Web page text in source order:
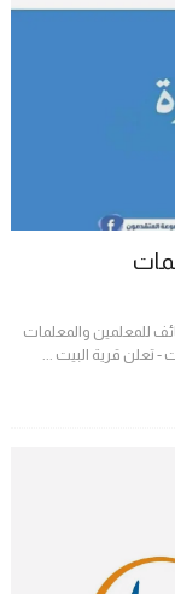
للمعلمين والمعلمات
تعلن قرية البيت ...